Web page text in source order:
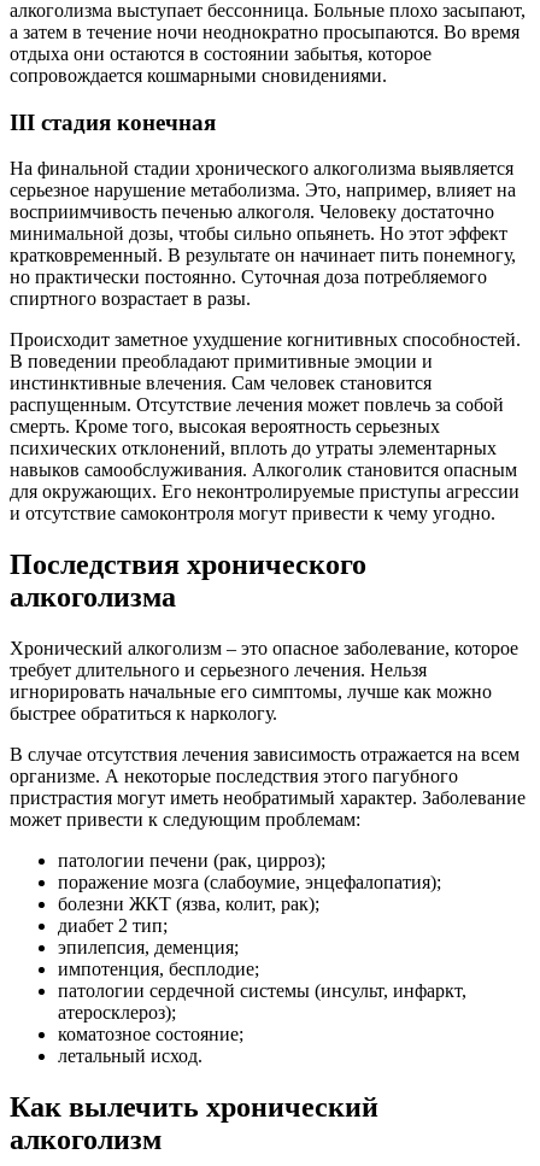
алкоголизма выступает бессонница. Больные плохо засыпают,
а затем в течение ночи неоднократно просыпаются. Во время
отдыха они остаются в состоянии забытья, которое
сопровождается кошмарными сновидениями.
III стадия конечная
На финальной стадии хронического алкоголизма выявляется
серьезное нарушение метаболизма. Это, например, влияет на
восприимчивость печенью алкоголя. Человеку достаточно
минимальной дозы, чтобы сильно опьянеть. Но этот эффект
кратковременный. В результате он начинает пить понемногу,
но практически постоянно. Суточная доза потребляемого
спиртного возрастает в разы.
Происходит заметное ухудшение когнитивных способностей.
В поведении преобладают примитивные эмоции и
инстинктивные влечения. Сам человек становится
распущенным. Отсутствие лечения может повлечь за собой
смерть. Кроме того, высокая вероятность серьезных
психических отклонений, вплоть до утраты элементарных
навыков самообслуживания. Алкоголик становится опасным
для окружающих. Его неконтролируемые приступы агрессии
и отсутствие самоконтроля могут привести к чему угодно.
Последствия хронического
алкоголизма
Хронический алкоголизм – это опасное заболевание, которое
требует длительного и серьезного лечения. Нельзя
игнорировать начальные его симптомы, лучше как можно
быстрее обратиться к наркологу.
В случае отсутствия лечения зависимость отражается на всем
организме. А некоторые последствия этого пагубного
пристрастия могут иметь необратимый характер. Заболевание
может привести к следующим проблемам:
патологии печени (рак, цирроз);
поражение мозга (слабоумие, энцефалопатия);
болезни ЖКТ (язва, колит, рак);
диабет 2 тип;
эпилепсия, деменция;
импотенция, бесплодие;
патологии сердечной системы (инсульт, инфаркт,
атеросклероз);
коматозное состояние;
летальный исход.
Как вылечить хронический
алкоголизм